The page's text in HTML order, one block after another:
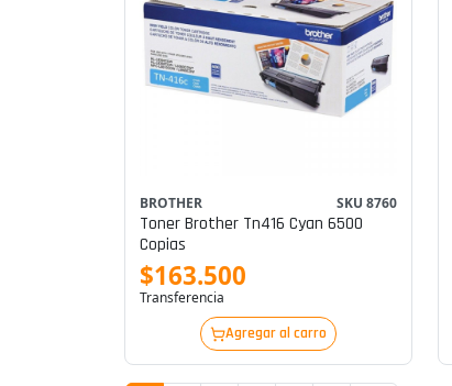
BROTHER SKU 8760
Toner Brother Tn416 Cyan 6500
Copias
$163.500
Transferencia
Agregar al carro